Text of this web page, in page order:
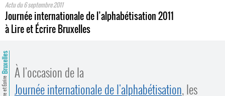
Actu du6 septembre 2011
Journée internationale de l’alphabétisation 2011
à Lire et Écrire Bruxelles
Lire et Écrire
Bruxelles À l'occasion de la
Journée internationale de l'alphabétisation, les